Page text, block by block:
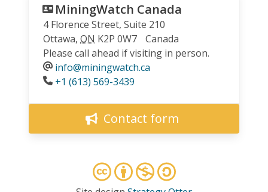
MiningWatch Canada
4 Florence Street, Suite 210
Ottawa, ON K2P 0W7
Canada
Please call ahead if visiting in person.
info@miningwatch.ca
Phone
+1 (613) 569-3439
Contact form